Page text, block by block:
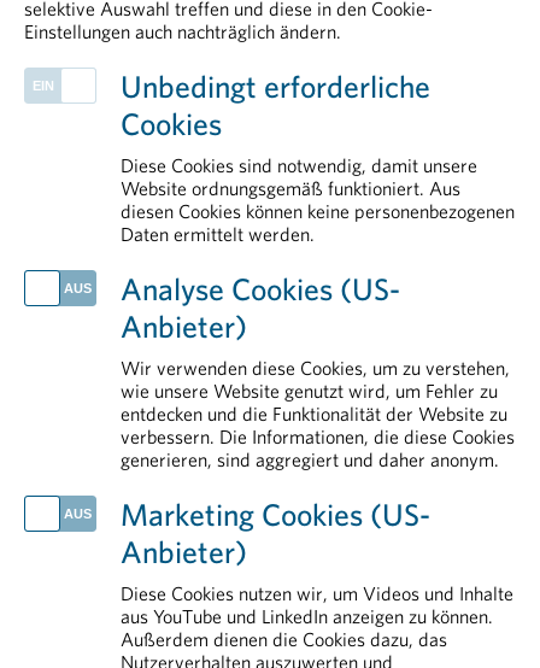
Plasmaproteine
Positionen der pharmazeutischen Industrie zur Standortstärkung
Arzneimittelzulassung
Legal & Compliance
Rare Diseases
PHARMIG Daten & Fakten 2026
Life Sciences in Österreich: Der Standort braucht Rückenwind
Großeinsatz gegen gefälschte Arzneimittel
IM DETAIL
Transparenz
Rund um die Pharmaindustrie
Pharmareferenten
Arzneimittelmarkt
Forschung & Entwicklung
selektive Auswahl treffen und diese in den Cookie-
Einstellungen auch nachträglich ändern.
Unbedingt erforderliche
Cookies
Diese Cookies sind notwendig, damit unsere
Website ordnungsgemäß funktioniert. Aus
diesen Cookies können keine personenbezogenen
Daten ermittelt werden.
Analyse Cookies (US-
Anbieter)
Wir verwenden diese Cookies, um zu verstehen,
wie unsere Website genutzt wird, um Fehler zu
entdecken und die Funktionalität der Website zu
verbessern. Die Informationen, die diese Cookies
generieren, sind aggregiert und daher anonym.
Marketing Cookies (US-
Anbieter)
Diese Cookies nutzen wir, um Videos und Inhalte
aus YouTube und LinkedIn anzeigen zu können.
Außerdem dienen die Cookies dazu, das
Nutzerverhalten auszuwerten und